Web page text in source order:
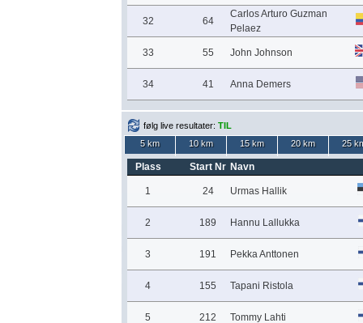
32 64
Carlos Arturo Guzman
Pelaez
33 55 John Johnson
34 41 Anna Demers
følg live resultater: TIL
5 km
10 km 15 km 20 km 25
Plass Start Nr Navn
1 24 Urmas Hallik
2 189 Hannu Lallukka
3 191 Pekka Anttonen
4 155 Tapani Ristola
5 212 Tommy Lahti